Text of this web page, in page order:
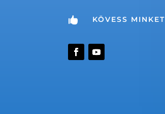
 KÖVESS MINKET